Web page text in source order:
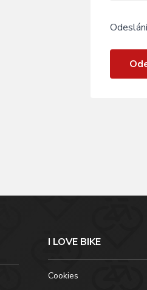
I LOVE BIKE
Cookies